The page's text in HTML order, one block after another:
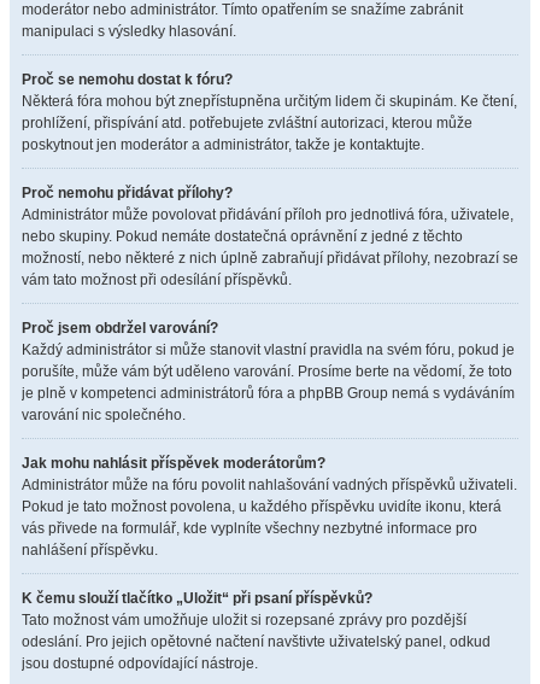
moderátor nebo administrátor. Tímto opatřením se snažíme zabránit
manipulaci s výsledky hlasování.
Proč se nemohu dostat k fóru?
Některá fóra mohou být znepřístupněna určitým lidem či skupinám. Ke čtení,
prohlížení, přispívání atd. potřebujete zvláštní autorizaci, kterou může
poskytnout jen moderátor a administrátor, takže je kontaktujte.
Proč nemohu přidávat přílohy?
Administrátor může povolovat přidávání příloh pro jednotlivá fóra, uživatele,
nebo skupiny. Pokud nemáte dostatečná oprávnění z jedné z těchto
možností, nebo některé z nich úplně zabraňují přidávat přílohy, nezobrazí se
vám tato možnost při odesílání příspěvků.
Proč jsem obdržel varování?
Každý administrátor si může stanovit vlastní pravidla na svém fóru, pokud je
porušíte, může vám být uděleno varování. Prosíme berte na vědomí, že toto
je plně v kompetenci administrátorů fóra a phpBB Group nemá s vydáváním
varování nic společného.
Jak mohu nahlásit příspěvek moderátorům?
Administrátor může na fóru povolit nahlašování vadných příspěvků uživateli.
Pokud je tato možnost povolena, u každého příspěvku uvidíte ikonu, která
vás přivede na formulář, kde vyplníte všechny nezbytné informace pro
nahlášení příspěvku.
K čemu slouží tlačítko „Uložit“ při psaní příspěvků?
Tato možnost vám umožňuje uložit si rozepsané zprávy pro pozdější
odeslání. Pro jejich opětovné načtení navštivte uživatelský panel, odkud
jsou dostupné odpovídající nástroje.